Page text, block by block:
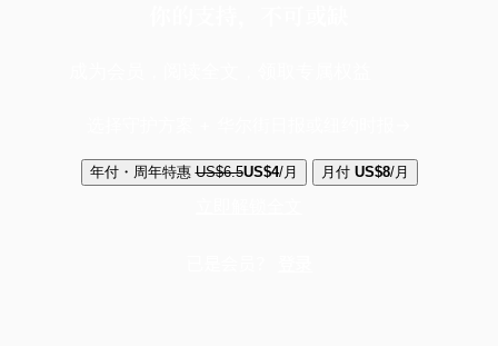
年付・周年特惠 US$6.5US$4/月 月付 US$8/月